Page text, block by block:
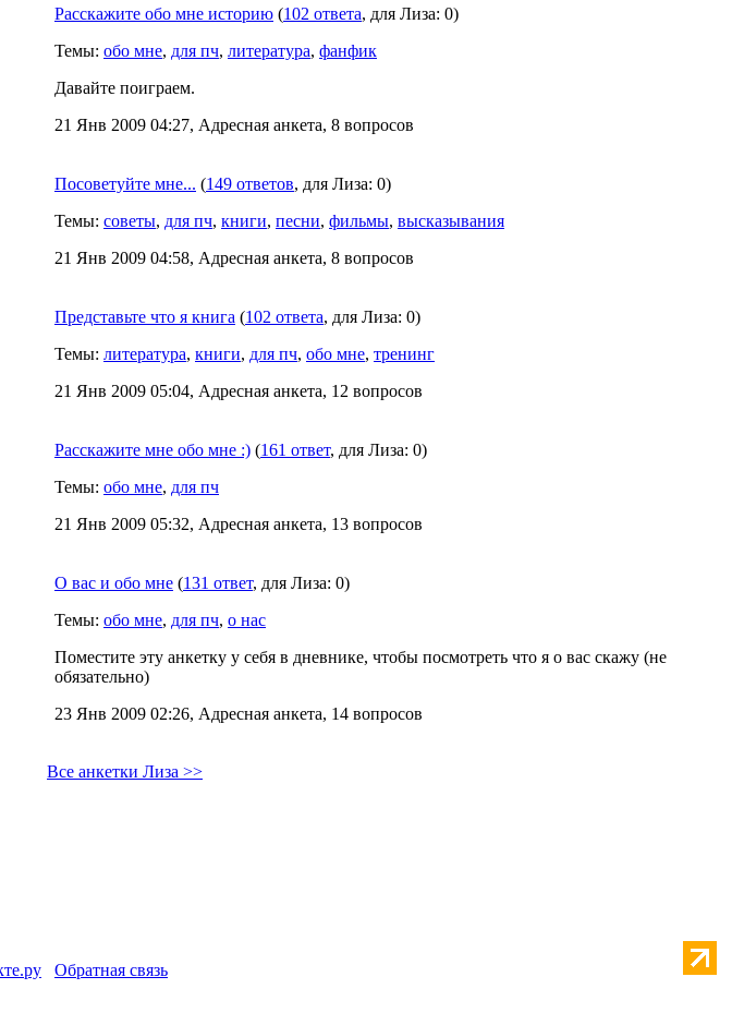
Расскажите обо мне историю (102 ответа, для Лиза: 0)
Темы: обо мне, для пч, литература, фанфик
Давайте поиграем.
21 Янв 2009 04:27, Адресная анкета, 8 вопросов
Посоветуйте мне... (149 ответов, для Лиза: 0)
Темы: советы, для пч, книги, песни, фильмы, высказывания
21 Янв 2009 04:58, Адресная анкета, 8 вопросов
Представьте что я книга (102 ответа, для Лиза: 0)
Темы: литература, книги, для пч, обо мне, тренинг
21 Янв 2009 05:04, Адресная анкета, 12 вопросов
Расскажите мне обо мне :) (161 ответ, для Лиза: 0)
Темы: обо мне, для пч
21 Янв 2009 05:32, Адресная анкета, 13 вопросов
О вас и обо мне (131 ответ, для Лиза: 0)
Темы: обо мне, для пч, о нас
Поместите эту анкетку у себя в дневнике, чтобы посмотреть что я о вас скажу (не
обязательно)
23 Янв 2009 02:26, Адресная анкета, 14 вопросов
Все анкетки Лиза >>
Обратная связь